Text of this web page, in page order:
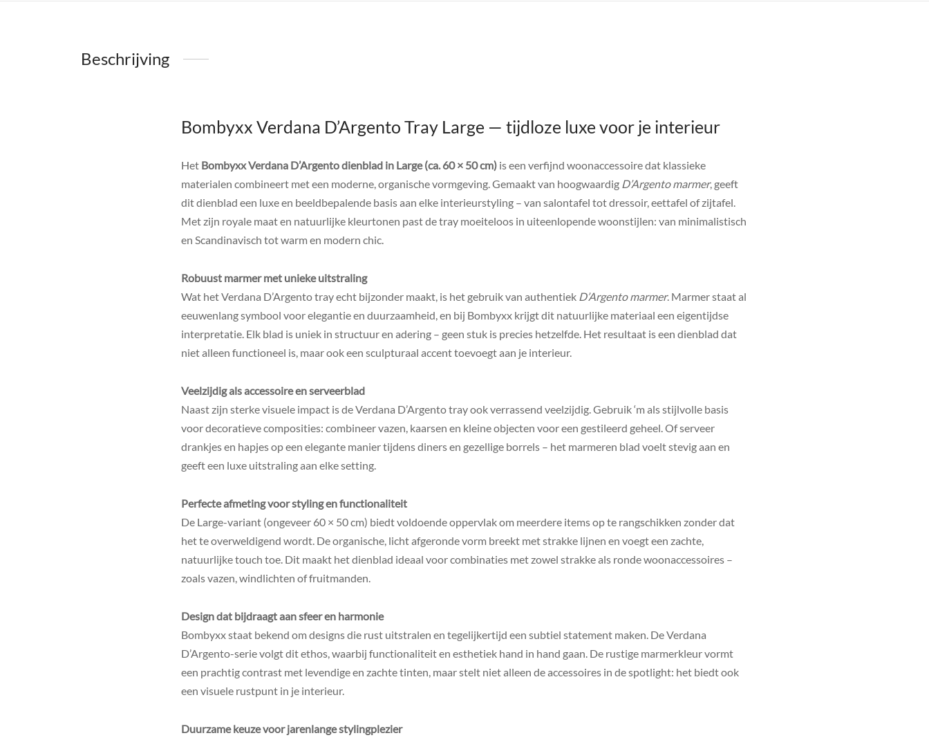
Beschrijving
Bombyxx Verdana D’Argento Tray Large — tijdloze luxe voor je interieur
Het Bombyxx Verdana D’Argento dienblad in Large (ca. 60 × 50 cm) is een verfijnd woonaccessoire dat klassieke
materialen combineert met een moderne, organische vormgeving. Gemaakt van hoogwaardig D’Argento marmer, geeft
dit dienblad een luxe en beeldbepalende basis aan elke interieurstyling – van salontafel tot dressoir, eettafel of zijtafel.
Met zijn royale maat en natuurlijke kleurtonen past de tray moeiteloos in uiteenlopende woonstijlen: van minimalistisch
en Scandinavisch tot warm en modern chic.
Robuust marmer met unieke uitstraling
Wat het Verdana D’Argento tray echt bijzonder maakt, is het gebruik van authentiek D’Argento marmer. Marmer staat al
eeuwenlang symbool voor elegantie en duurzaamheid, en bij Bombyxx krijgt dit natuurlijke materiaal een eigentijdse
interpretatie. Elk blad is uniek in structuur en adering – geen stuk is precies hetzelfde. Het resultaat is een dienblad dat
niet alleen functioneel is, maar ook een sculpturaal accent toevoegt aan je interieur.
Veelzijdig als accessoire en serveerblad
Naast zijn sterke visuele impact is de Verdana D’Argento tray ook verrassend veelzijdig. Gebruik ‘m als stijlvolle basis
voor decoratieve composities: combineer vazen, kaarsen en kleine objecten voor een gestileerd geheel. Of serveer
drankjes en hapjes op een elegante manier tijdens diners en gezellige borrels – het marmeren blad voelt stevig aan en
geeft een luxe uitstraling aan elke setting.
Perfecte afmeting voor styling en functionaliteit
De Large-variant (ongeveer 60 × 50 cm) biedt voldoende oppervlak om meerdere items op te rangschikken zonder dat
het te overweldigend wordt. De organische, licht afgeronde vorm breekt met strakke lijnen en voegt een zachte,
natuurlijke touch toe. Dit maakt het dienblad ideaal voor combinaties met zowel strakke als ronde woonaccessoires –
zoals vazen, windlichten of fruitmanden.
Design dat bijdraagt aan sfeer en harmonie
Bombyxx staat bekend om designs die rust uitstralen en tegelijkertijd een subtiel statement maken. De Verdana
D’Argento-serie volgt dit ethos, waarbij functionaliteit en esthetiek hand in hand gaan. De rustige marmerkleur vormt
een prachtig contrast met levendige en zachte tinten, maar stelt niet alleen de accessoires in de spotlight: het biedt ook
een visuele rustpunt in je interieur.
Duurzame keuze voor jarenlange stylingplezier